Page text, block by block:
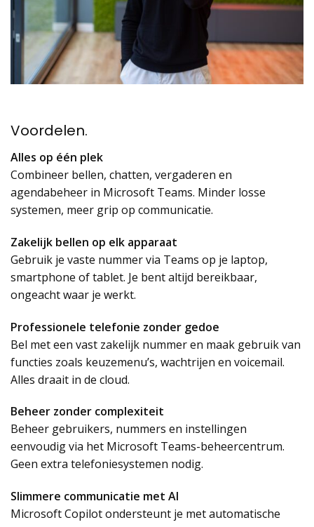
Voordelen.
Alles op één plek
Combineer bellen, chatten, vergaderen en
agendabeheer in Microsoft Teams. Minder losse
systemen, meer grip op communicatie.
Zakelijk bellen op elk apparaat
Gebruik je vaste nummer via Teams op je laptop,
smartphone of tablet. Je bent altijd bereikbaar,
ongeacht waar je werkt.
Professionele telefonie zonder gedoe
Bel met een vast zakelijk nummer en maak gebruik van
functies zoals keuzemenu’s, wachtrijen en voicemail.
Alles draait in de cloud.
Beheer zonder complexiteit
Beheer gebruikers, nummers en instellingen
eenvoudig via het Microsoft Teams-beheercentrum.
Geen extra telefoniesystemen nodig.
Slimmere communicatie met AI
Microsoft Copilot ondersteunt je met automatische